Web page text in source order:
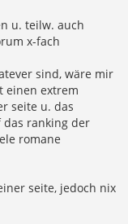
u. teilw. auch
x-fach
sind, wäre mir
einen extrem
seite u. das
ranking der
romane
seite, jedoch nix